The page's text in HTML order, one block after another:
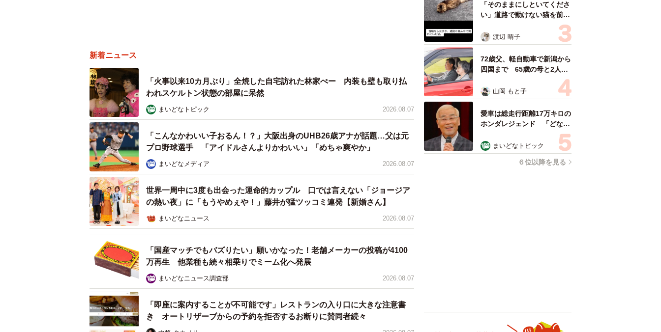
新着ニュース
「火事以来10カ月ぶり」全焼した自宅訪れた林家ぺー 内装も壁も取り払
われスケルトン状態の部屋に呆然
まいどなトピック 2026.08.07
「こんなかわいい子おるん！？」大阪出身のUHB26歳アナが話題…父は元
プロ野球選手 「アイドルさんよりかわいい」「めちゃ爽やか」
まいどなメディア 2026.08.07
世界一周中に3度も出会った運命的カップル 口では言えない「ジョージア
の熱い夜」に「もうやめぇや！」藤井が猛ツッコミ連発【新婚さん】
まいどなニュース 2026.08.07
「国産マッチでもバズりたい」願いかなった！老舗メーカーの投稿が4100
万再生 他業種も続々相乗りでミーム化へ発展
まいどなニュース調査部 2026.08.07
「即座に案内することが不可能です」レストランの入り口に大きな注意書
き オートリザーブからの予約を拒否するお断りに賛同者続々
「そのままにしといてくださ
い」道路で動けない猫を前に
返された一言… 懸命に生き
ようとした4日間 「命の重
さはみんな同じ」保護団体代
表の訴え
渡辺 晴子
72歳父、軽自動車で新潟から
四国まで 65歳の母と2人で
3泊4日の旅 パーキングの休
憩まで分刻み… 「大学生で
も組まねえよ！」
山岡 もと子
愛車は総走行距離17万キロの
ホンダレジェンド 「どなた
か欲しい方が居たら」 大御
所漫才師が譲渡の意向
まいどなトピック
６位以降を見る